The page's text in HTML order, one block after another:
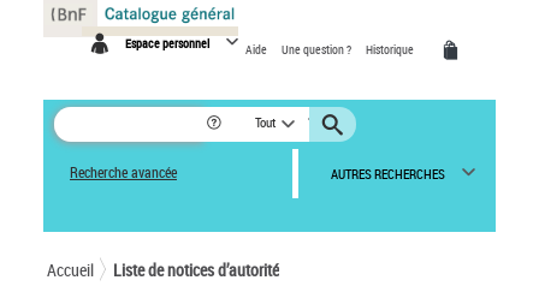
Espace personnel Aide Une question ? Historique
Tout
Recherche avancée AUTRES RECHERCHES
Accueil Liste de notices d’autorité
Panneau de gestion des cookies